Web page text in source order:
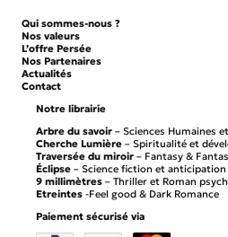
Qui sommes-nous ?
Nos valeurs
L’offre Persée
Nos Partenaires
Actualités
Contact
Notre librairie
Arbre du savoir – Sciences Humaines
Cherche Lumière – Spiritualité et
Traversée du miroir – Fantasy &
Éclipse – Science fiction et anticipation
9 millimètres – Thriller et Roman
Etreintes -Feel good & Dark Romance
Paiement sécurisé via